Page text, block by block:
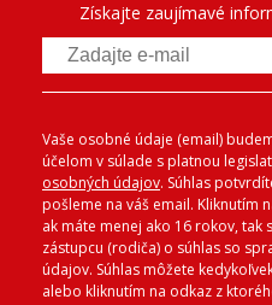
Získajte zaujímavé
Vaše osobné údaje (email)
účelom v súlade s platnou
osobných údajov. Súhlas
pošleme na váš email. Kliknutím
ak máte menej ako 16 rokov,
zástupcu (rodiča) o súhlas so
údajov. Súhlas môžete
alebo kliknutím na odkaz z